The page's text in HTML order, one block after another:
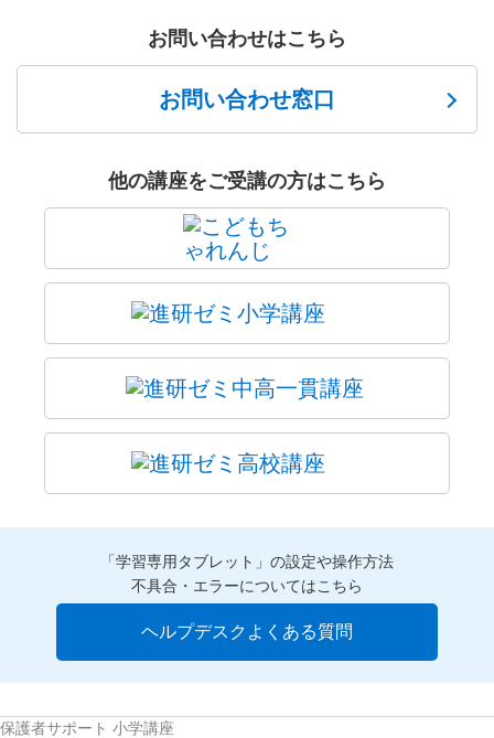
お問い合わせはこちら
お問い合わせ窓口
他の講座をご受講の方はこちら
「学習専用タブレット」の設定や操作方法
不具合・エラーについてはこちら
ヘルプデスクよくある質問
保護者サポート 小学講座